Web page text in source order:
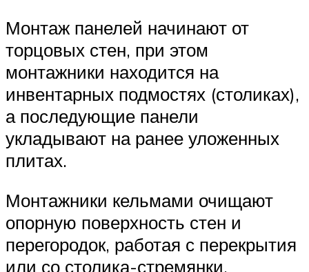
Монтаж панелей начинают от
торцовых стен, при этом
монтажники находится на
инвентарных подмостях (столиках),
а последующие панели
укладывают на ранее уложенных
плитах.
Монтажники кельмами очищают
опорную поверхность стен и
перегородок, работая с перекрытия
или со столика-стремянки,